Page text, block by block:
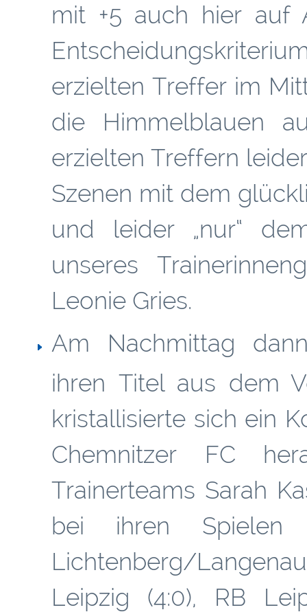
mit +5 auch hier auf
erzielten Treffer im
die Himmelblauen
erzielten Treffern
Szenen mit dem
und leider „nur“
unseres
Leonie Gries.
Am Nachmittag
ihren Titel aus dem
kristallisierte sich ein
Chemnitzer FC
Trainerteams Sarah
bei ihren
Lichtenberg/
Leipzig (4:0), RB